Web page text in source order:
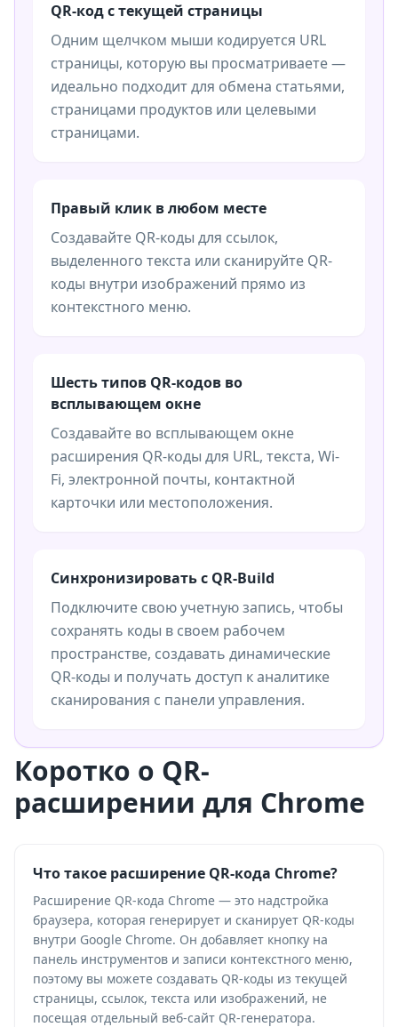
QR-код с текущей страницы
Одним щелчком мыши кодируется URL
страницы, которую вы просматриваете —
идеально подходит для обмена статьями,
страницами продуктов или целевыми
страницами.
Правый клик в любом месте
Создавайте QR-коды для ссылок,
выделенного текста или сканируйте QR-
коды внутри изображений прямо из
контекстного меню.
Шесть типов QR-кодов во
всплывающем окне
Создавайте во всплывающем окне
расширения QR-коды для URL, текста, Wi-
Fi, электронной почты, контактной
карточки или местоположения.
Синхронизировать с QR-Build
Подключите свою учетную запись, чтобы
сохранять коды в своем рабочем
пространстве, создавать динамические
QR-коды и получать доступ к аналитике
сканирования с панели управления.
Коротко о QR-
расширении для Chrome
Что такое расширение QR-кода Chrome?
Расширение QR-кода Chrome — это надстройка
браузера, которая генерирует и сканирует QR-коды
внутри Google Chrome. Он добавляет кнопку на
панель инструментов и записи контекстного меню,
поэтому вы можете создавать QR-коды из текущей
страницы, ссылок, текста или изображений, не
посещая отдельный веб-сайт QR-генератора.